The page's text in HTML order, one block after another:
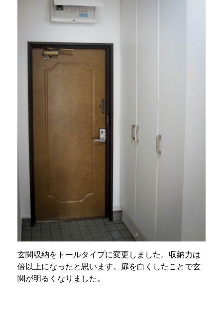
玄関収納をトールタイプに変更しました。収納力は
倍以上になったと思います。扉を白くしたことで玄
関が明るくなりました。